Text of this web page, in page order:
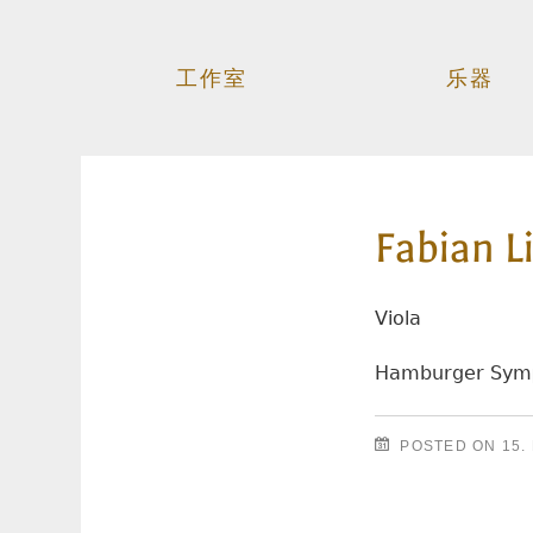
工作室 乐器
Fabian
Viola
Hamburger
POSTED ON 15.